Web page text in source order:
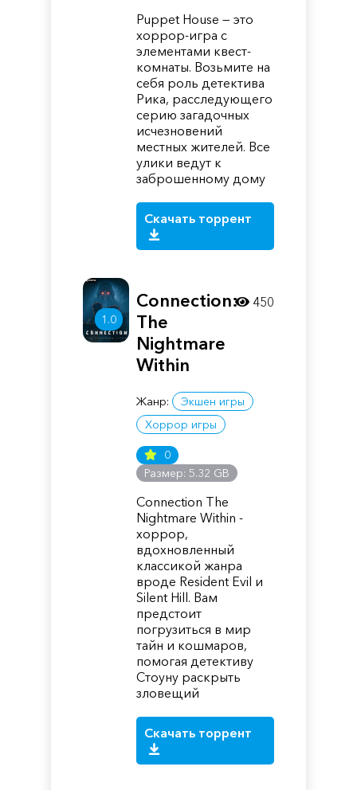
Puppet House — это
хоррор-игра с
элементами квест-
комнаты. Возьмите на
себя роль детектива
Рика, расследующего
серию загадочных
исчезновений
местных жителей. Все
улики ведут к
заброшенному дому
Скачать торрент
1.0
Connection:
The
Nightmare
Within
Жанр:
Экшен игры
Хоррор игры
0
Размер: 5.32 GB
Connection The
Nightmare Within -
хоррор,
вдохновленный
классикой жанра
вроде Resident Evil и
Silent Hill. Вам
предстоит
погрузиться в мир
тайн и кошмаров,
помогая детективу
Стоуну раскрыть
зловещий
Скачать торрент
450